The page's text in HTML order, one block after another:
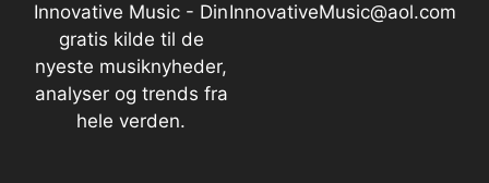
Innovative Music - Din
gratis kilde til de
nyeste musiknyheder,
analyser og trends fra
hele verden.
InnovativeMusic@aol.com